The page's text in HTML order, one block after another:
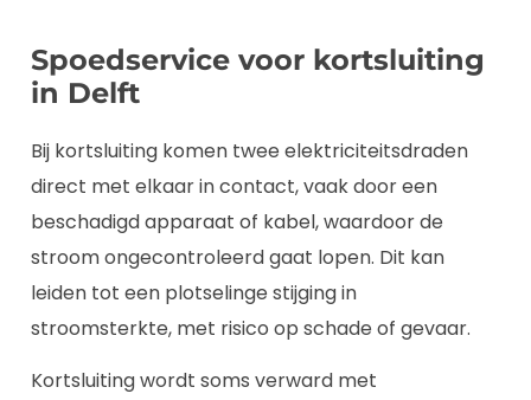
Spoedservice voor kortsluiting
in Delft
Bij kortsluiting komen twee elektriciteitsdraden
direct met elkaar in contact, vaak door een
beschadigd apparaat of kabel, waardoor de
stroom ongecontroleerd gaat lopen. Dit kan
leiden tot een plotselinge stijging in
stroomsterkte, met risico op schade of gevaar.
Kortsluiting wordt soms verward met